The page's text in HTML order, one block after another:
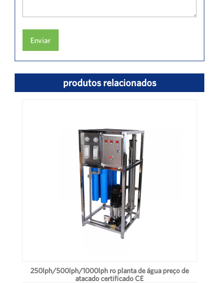
Enviar
produtos relacionados
250lph/500lph/1000lph ro planta de água preço de
atacado certificado CE